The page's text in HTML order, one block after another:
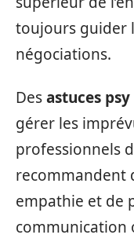
toujours guider
négociations.
Desastuces psy
gérer les
professionnels
recommandent
empathie et de
communication